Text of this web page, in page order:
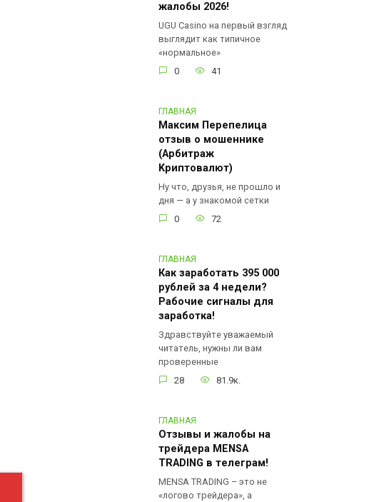
жалобы 2026!
UGU Casino на первый взгляд
выглядит как типичное
«нормальное»
0
41
ГЛАВНАЯ
Мaксим Пеpепелица
отзыв о мошеннике
(Арбитраж
Kpиптoвaлют)
Ну что, друзья, не прошло и
дня — а у знакомой сетки
0
72
ГЛАВНАЯ
Как заработать 395 000
рублей за 4 недели?
Рабочие сигналы для
заработка!
Здравствуйте уважаемый
читатель, нужны ли вам
проверенные
28
81.9к.
ГЛАВНАЯ
Отзывы и жалобы на
трейдера MENSA
TRADING в телеграм!
MENSA TRADING – это не
«логово трейдера», а